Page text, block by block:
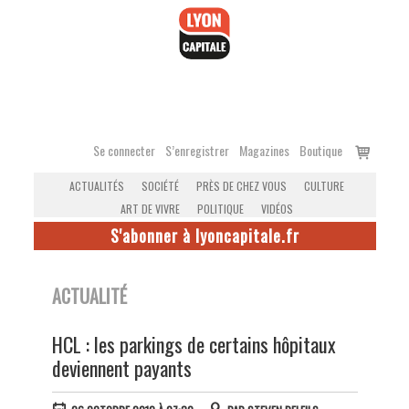
Se connecter S’enregistrer Magazines Boutique
Voir
ACTUALITÉS SOCIÉTÉ PRÈS DE CHEZ VOUS
CULTURE
ART DE VIVRE
POLITIQUE VIDÉOS
S'abonner à lyoncapitale.fr
ACTUALITÉ
HCL : les parkings de certains hôpitaux
deviennent payants